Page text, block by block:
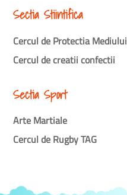
Sectia Stiintifica
Cercul de Protectia Mediului
Cercul de creatii confectii
Sectia Sport
Arte Martiale
Cercul de Rugby TAG